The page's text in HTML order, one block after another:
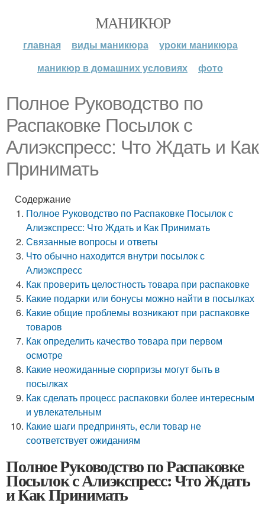
МАНИКЮР
главная виды маникюра
уроки маникюра
маникюр в домашних условиях
фото
Полное Руководство по
Распаковке Посылок с
Алиэкспресс: Что Ждать и Как
Принимать
Содержание
Полное Руководство по Распаковке Посылок с
Алиэкспресс: Что Ждать и Как Принимать
Связанные вопросы и ответы
Что обычно находится внутри посылок с
Алиэкспресс
Как проверить целостность товара при распаковке
Какие подарки или бонусы можно найти в посылках
Какие общие проблемы возникают при распаковке
товаров
Как определить качество товара при первом
осмотре
Какие неожиданные сюрпризы могут быть в
посылках
Как сделать процесс распаковки более интересным
и увлекательным
Какие шаги предпринять, если товар не
соответствует ожиданиям
Полное Руководство по Распаковке
Посылок с Алиэкспресс: Что Ждать
и Как Принимать